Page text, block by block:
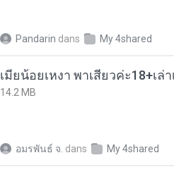
Pandarin dans My 4shared
14.2 MB
อมรพันธ์ จ. dans My 4shared